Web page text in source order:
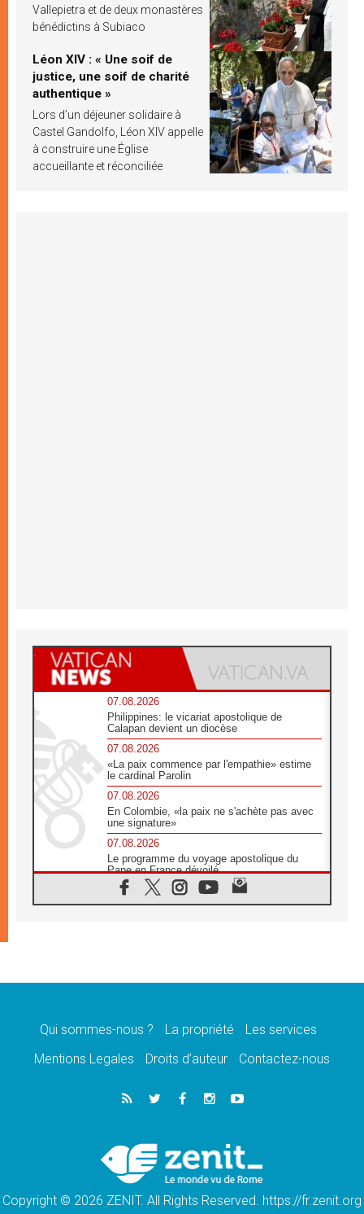
Vallepietra et de deux monastères
bénédictins à Subiaco
Léon XIV : « Une soif de
justice, une soif de charité
authentique »
Lors d’un déjeuner solidaire à
Castel Gandolfo, Léon XIV appelle
à construire une Église
accueillante et réconciliée
07.08.2026
Philippines: le vicariat apostolique de
Calapan devient un diocèse
07.08.2026
«La paix commence par l'empathie» estime
le cardinal Parolin
07.08.2026
En Colombie, «la paix ne s'achète pas avec
une signature»
07.08.2026
Le programme du voyage apostolique du
Pape en France dévoilé
07.08.2026
1ère Conférence continentale sur l'éducation
07.08.2026
07.08.2026
lancement des «dix jours de prière pour la
06.08.2026
Préparatifs des JMJ 2027 à Séoul: «c'est
Chrétiens et confucéens: respect et sagesse
pour relever les «défis urgents»
Qui sommes-nous ? La propriété
Les services
Mentions Legales
Droits d’auteur Contactez-nous
Copyright © 2026 ZENIT. All Rights Reserved. https://fr.zenit.org